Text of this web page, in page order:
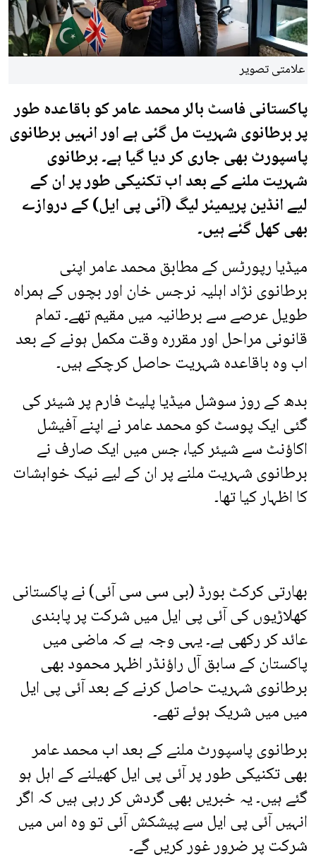
علامتی تصویر
پاکستانی فاسٹ بالر محمد عامر کو باقاعدہ طور
پر برطانوی شہریت مل گئی ہے اور انہیں برطانوی
پاسپورٹ بھی جاری کر دیا گیا ہے۔ برطانوی
شہریت ملنے کے بعد اب تکنیکی طور پر ان کے
لیے انڈین پریمیئر لیگ (آئی پی ایل) کے دروازے
بھی کھل گئے ہیں۔
میڈیا رپورٹس کے مطابق محمد عامر اپنی
برطانوی نژاد اہلیہ نرجس خان اور بچوں کے ہمراہ
طویل عرصے سے برطانیہ میں مقیم تھے۔ تمام
قانونی مراحل اور مقررہ وقت مکمل ہونے کے بعد
اب وہ باقاعدہ شہریت حاصل کرچکے ہیں۔
بدھ کے روز سوشل میڈیا پلیٹ فارم پر شیئر کی
گئی ایک پوسٹ کو محمد عامر نے اپنے آفیشل
اکاؤنٹ سے شیئر کیا، جس میں ایک صارف نے
برطانوی شہریت ملنے پر ان کے لیے نیک خواہشات
کا اظہار کیا تھا۔
بھارتی کرکٹ بورڈ (بی سی سی آئی) نے پاکستانی
کھلاڑیوں کی آئی پی ایل میں شرکت پر پابندی
عائد کر رکھی ہے۔ یہی وجہ ہے کہ ماضی میں
پاکستان کے سابق آل راؤنڈر اظہر محمود بھی
برطانوی شہریت حاصل کرنے کے بعد آئی پی ایل
میں میں شریک ہوئے تھے۔
برطانوی پاسپورٹ ملنے کے بعد اب محمد عامر
بھی تکنیکی طور پر آئی پی ایل کھیلنے کے اہل ہو
گئے ہیں۔ یہ خبریں بھی گردش کر رہی ہیں کہ اگر
انہیں آئی پی ایل سے پیشکش آئی تو وہ اس میں
شرکت پر ضرور غور کریں گے۔